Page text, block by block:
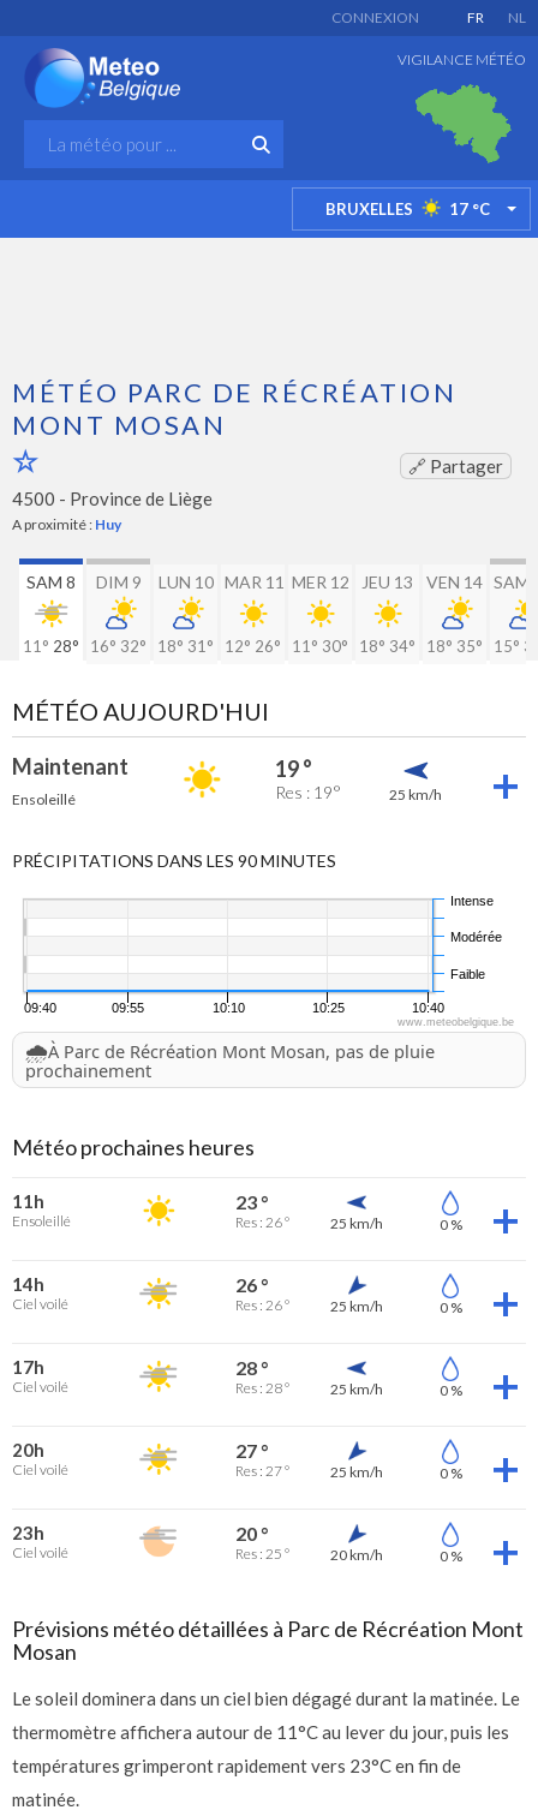
FR NL
CONNEXION
VIGILANCE MÉTÉO
BRUXELLES 17 °C
MÉTÉO PARC DE RÉCRÉATION
MONT MOSAN
🔗 Partager
4500 - Province de Liège
A proximité : Huy
SAM 8
11° 28°
DIM 9
16° 32°
LUN 10
18° 31°
MAR 11
12° 26°
MER 12
11° 30°
JEU 13
18° 34°
VEN 14
18° 35°
SAM
15°
MÉTÉO AUJOURD'HUI
Maintenant
Ensoleillé
19 °
Res : 19° 25 km/h
PRÉCIPITATIONS DANS LES 90 MINUTES
09:40 09:55 10:10 10:25 10:40
Faible
Modérée
Intense
www.meteobelgique.be
🌧️À Parc de Récréation Mont Mosan, pas de pluie
prochainement
Météo prochaines heures
11h
Ensoleillé
23 °
Res : 26 ° 25 km/h 0 %
14h
Ciel voilé
26 °
Res : 26 ° 25 km/h 0 %
17h
Ciel voilé
28 °
Res : 28 ° 25 km/h 0 %
20h
Ciel voilé
27 °
Res : 27 ° 25 km/h 0 %
23h
Ciel voilé
20 °
Res : 25 ° 20 km/h 0 %
Prévisions météo détaillées à Parc de Récréation Mont
Mosan
Le soleil dominera dans un ciel bien dégagé durant la matinée. Le
thermomètre affichera autour de 11°C au lever du jour, puis les
températures grimperont rapidement vers 23°C en fin de
matinée.